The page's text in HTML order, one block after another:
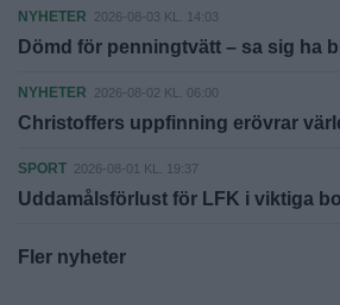
NYHETER 2026-08-03 KL. 14:03
Dömd för penningtvätt – sa sig ha
NYHETER 2026-08-02 KL. 06:00
Christoffers uppfinning erövrar
SPORT 2026-08-01 KL. 19:37
Uddamålsförlust för LFK i viktiga
Fler nyheter